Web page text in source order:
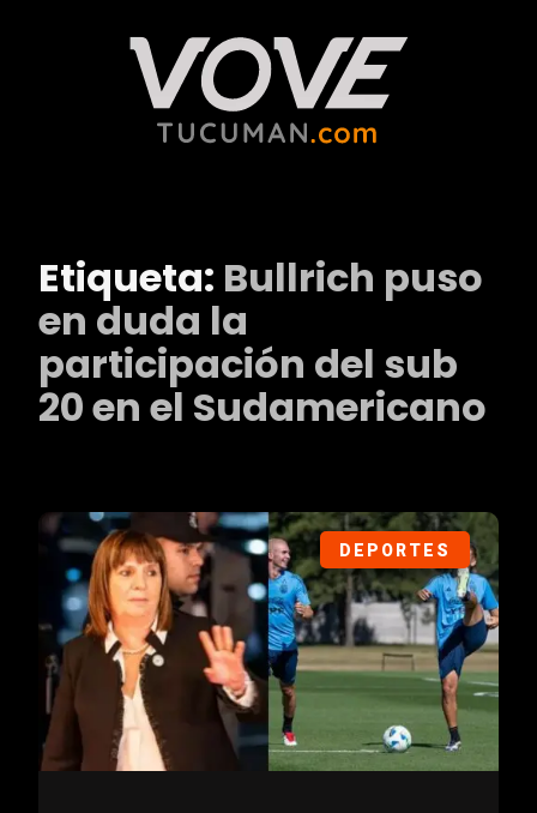
Etiqueta: Bullrich puso
en duda la
participación del sub
20 en el Sudamericano
DEPORTES